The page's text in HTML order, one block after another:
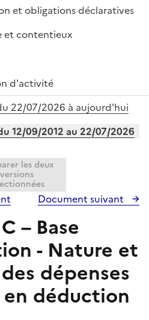
et obligations déclaratives
et contentieux
d'activité
22/07/2026 à aujourd'hui
12/09/2012 au 22/07/2026
les deux
versions
Document suivant
– Base
- Nature et
dépenses
en déduction